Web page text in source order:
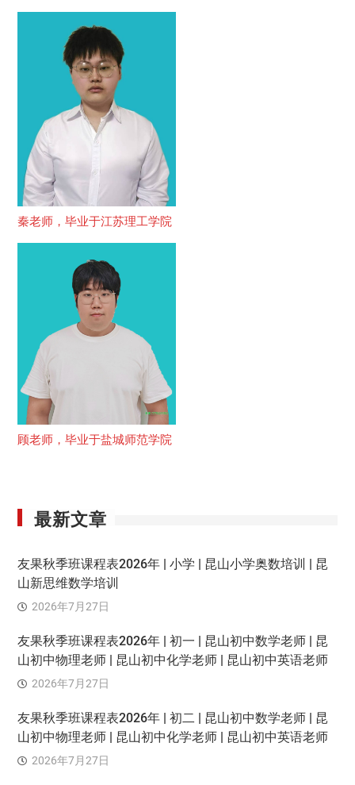
秦老师，毕业于江苏理工学院
顾老师，毕业于盐城师范学院
最新文章
友果秋季班课程表2026年 | 小学 | 昆山小学奥数培训 | 昆
山新思维数学培训
2026年7月27日
友果秋季班课程表2026年 | 初一 | 昆山初中数学老师 | 昆
山初中物理老师 | 昆山初中化学老师 | 昆山初中英语老师
2026年7月27日
友果秋季班课程表2026年 | 初二 | 昆山初中数学老师 | 昆
山初中物理老师 | 昆山初中化学老师 | 昆山初中英语老师
2026年7月27日